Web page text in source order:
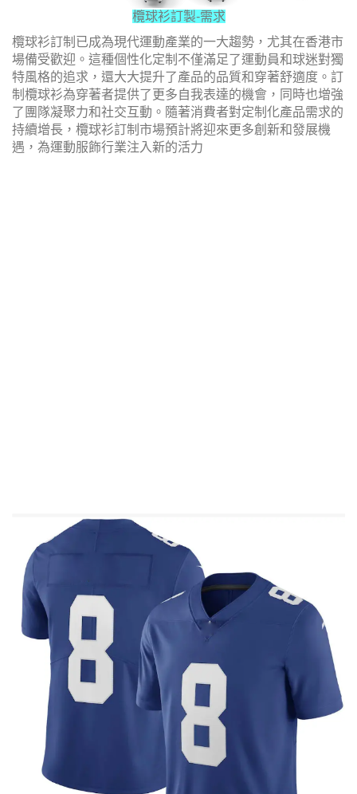
欖球衫訂製-需求
欖球衫訂制已成為現代運動產業的一大趨勢，尤其在香港市
場備受歡迎。這種個性化定制不僅滿足了運動員和球迷對獨
特風格的追求，還大大提升了產品的品質和穿著舒適度。訂
制欖球衫為穿著者提供了更多自我表達的機會，同時也增強
了團隊凝聚力和社交互動。隨著消費者對定制化產品需求的
持續增長，欖球衫訂制市場預計將迎來更多創新和發展機
遇，為運動服飾行業注入新的活力